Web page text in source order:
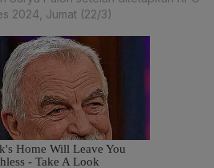
2024, Jumat (22/3)